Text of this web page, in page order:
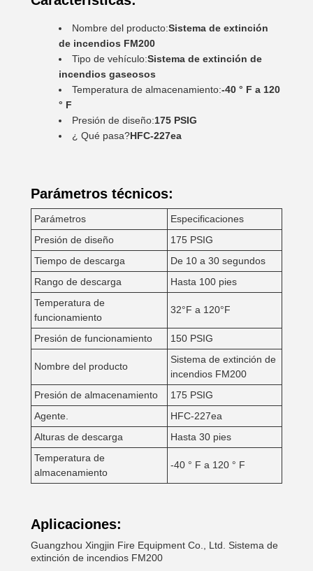
Nombre del producto:Sistema de extinción
de incendios FM200
Tipo de vehículo:Sistema de extinción de
incendios gaseosos
Temperatura de almacenamiento:-40 ° F a 120
° F
Presión de diseño:175 PSIG
¿ Qué pasa?HFC-227ea
Parámetros técnicos:
Parámetros
Especificaciones
Presión de diseño
175 PSIG
Tiempo de descarga
De 10 a 30 segundos
Rango de descarga
Hasta 100 pies
Temperatura de
funcionamiento
32°F a 120°F
Presión de funcionamiento 150 PSIG
Nombre del producto
Sistema de extinción de
incendios FM200
Presión de almacenamiento
175 PSIG
Agente.
HFC-227ea
Alturas de descarga
Hasta 30 pies
Temperatura de
almacenamiento
-40 ° F a 120 ° F
Aplicaciones:
Guangzhou Xingjin Fire Equipment Co., Ltd. Sistema de
extinción de incendios FM200